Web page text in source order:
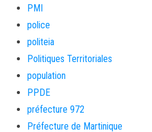
PMI
police
politeia
Politiques Territoriales
population
PPDE
préfecture 972
Préfecture de Martinique